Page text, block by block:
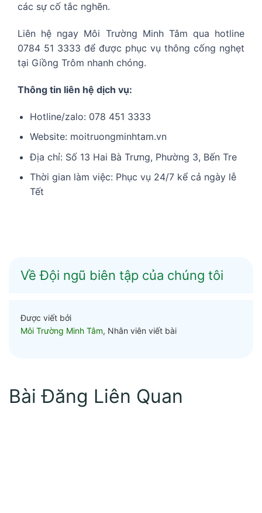
các sự cố tắc nghẽn.
Liên hệ ngay Môi Trường Minh Tâm qua hotline
0784 51 3333 để được phục vụ thông cống nghẹt
tại Giồng Trôm nhanh chóng.
Thông tin liên hệ dịch vụ:
Hotline/zalo: 078 451 3333
Website: moitruongminhtam.vn
Địa chỉ: Số 13 Hai Bà Trưng, Phường 3, Bến Tre
Thời gian làm việc: Phục vụ 24/7 kể cả ngày lễ
Tết
Về Đội ngũ biên tập của chúng tôi
Được viết bởi
Môi Trường Minh Tâm, Nhân viên viết bài
Bài Đăng Liên Quan